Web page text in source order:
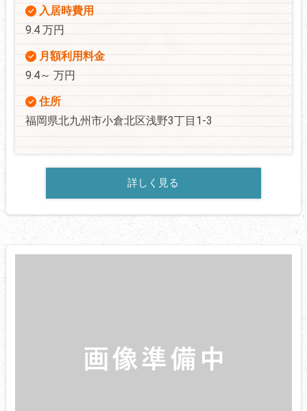
入居時費用
9.4 万円
月額利用料金
9.4～ 万円
住所
福岡県北九州市小倉北区浅野3丁目1-3
詳しく見る